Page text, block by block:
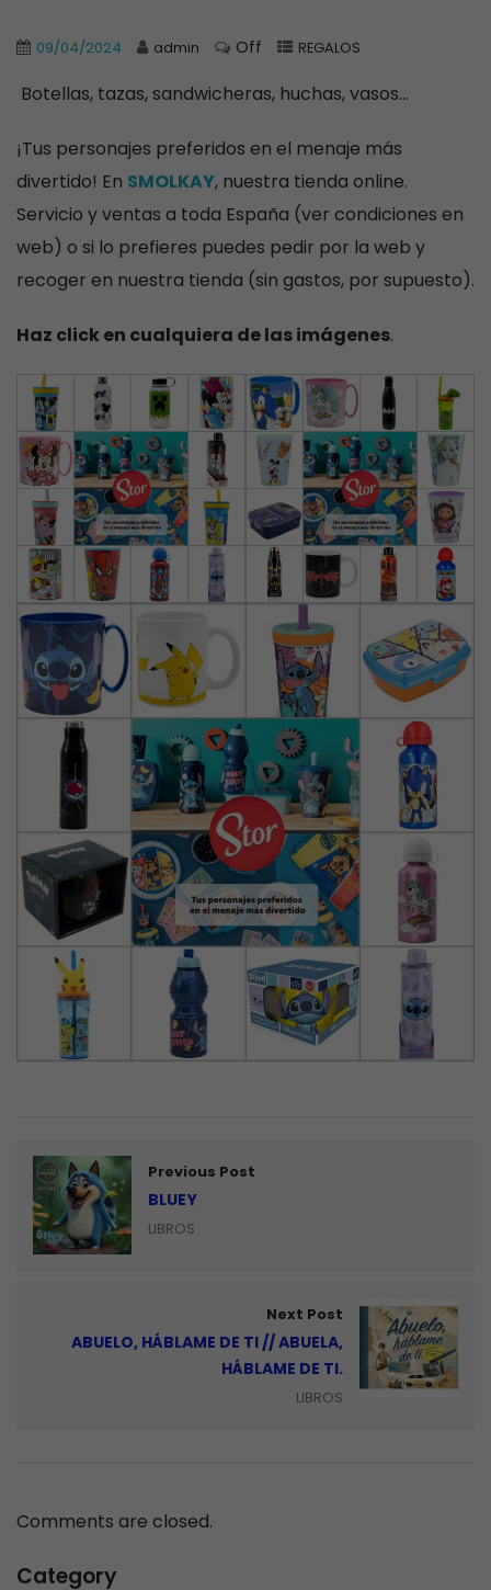
09/04/2024 admin Off REGALOS
Botellas, tazas, sandwicheras, huchas, vasos…
¡Tus personajes preferidos en el menaje más
divertido! En SMOLKAY, nuestra tienda online.
Servicio y ventas a toda España (ver condiciones en
web) o si lo prefieres puedes pedir por la web y
recoger en nuestra tienda (sin gastos, por supuesto).
Haz click en cualquiera de las imágenes.
Previous Post
BLUEY
LIBROS
Next Post
ABUELO, HÁBLAME DE TI // ABUELA,
HÁBLAME DE TI.
LIBROS
Comments are closed.
Category